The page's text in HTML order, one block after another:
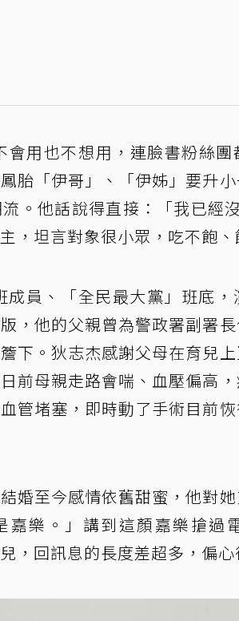
用也不想用，連臉書粉絲
胎「伊哥」、「伊姊」要升小
。他話說得直接：「我已經
，坦言對象很小眾，吃不飽、
員、「全民最大黨」班底
，他的父親曾為警政署副署
下。狄志杰感謝父母在育兒
前母親走路會喘、血壓偏高
管堵塞，即時動了手術目前恢
婚至今感情依舊甜蜜，他對
樂。」講到這顏嘉樂搶過
，回訊息的長度差超多，偏心